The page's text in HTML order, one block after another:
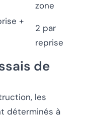
zone
+
2 par
reprise
de
les
déterminés à